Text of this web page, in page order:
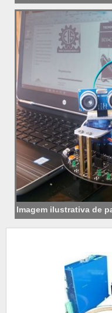
Imagem ilustrativa de